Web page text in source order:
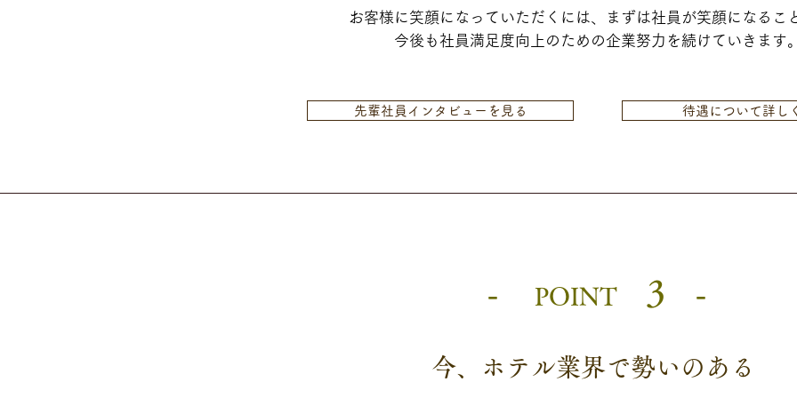
お客様に笑顔になっていただくには、まずは社員が笑顔になるこ
​今後も社員満足度向上のための企業努力を続けていきます。
先輩社員インタビューを見る 待遇について詳し
- POINT 3 -
今、ホテル業界で勢いのある